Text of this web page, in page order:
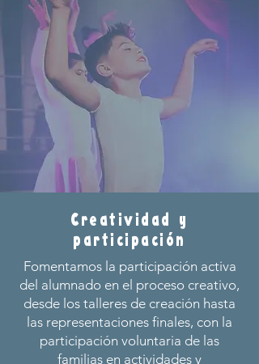
Creatividad y
participación
Fomentamos la participación activa
del alumnado en el proceso creativo,
desde los talleres de creación hasta
las representaciones finales, con la
participación voluntaria de las
familias en actividades y